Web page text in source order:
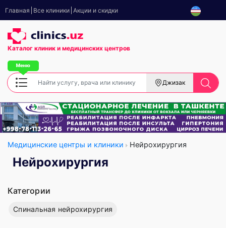
Главная Все клиники Акции и скидки
Каталог клиник и медицинских центров
Джизак
Медицинские центры и клиники Нейрохирургия
Нейрохирургия
Категории
Спинальная нейрохирургия